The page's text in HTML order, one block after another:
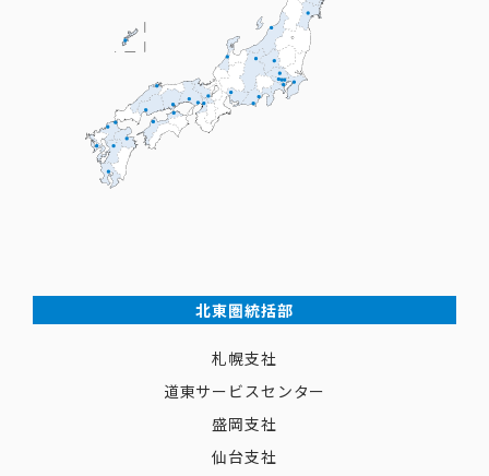
北東圏統括部
札幌支社
道東サービスセンター
盛岡支社
仙台支社